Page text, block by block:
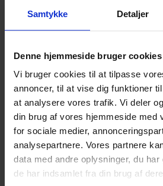
Samtykke Detaljer
Denne hjemmeside bruger cookies
Vi bruger cookies til at tilpasse
annoncer, til at vise dig funktioner
at analysere vores trafik. Vi deler
din brug af vores hjemmeside med
for sociale medier,
analysepartnere. Vores partnere
data med andre oplysninger, du
de har indsamlet fra din brug af